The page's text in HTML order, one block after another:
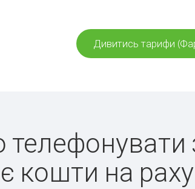
Дивитись тарифи
кошти на